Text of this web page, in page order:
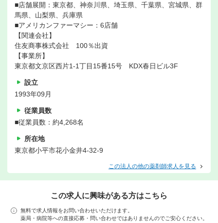
■店舗展開：東京都、神奈川県、埼玉県、千葉県、宮城県、群
馬県、山梨県、兵庫県
■アメリカンファーマシー：6店舗
【関連会社】
住友商事株式会社 100％出資
【事業所】
東京都文京区西片1-1丁目15番15号 KDX春日ビル3F
設立
1993年09月
従業員数
■従業員数：約4,268名
所在地
東京都小平市花小金井4-32-9
この法人の他の薬剤師求人を見る
この求人に興味がある方はこちら
無料で求人情報をお問い合わせいただけます。
薬局・病院等への直接応募・問い合わせではありませんのでご安心ください。